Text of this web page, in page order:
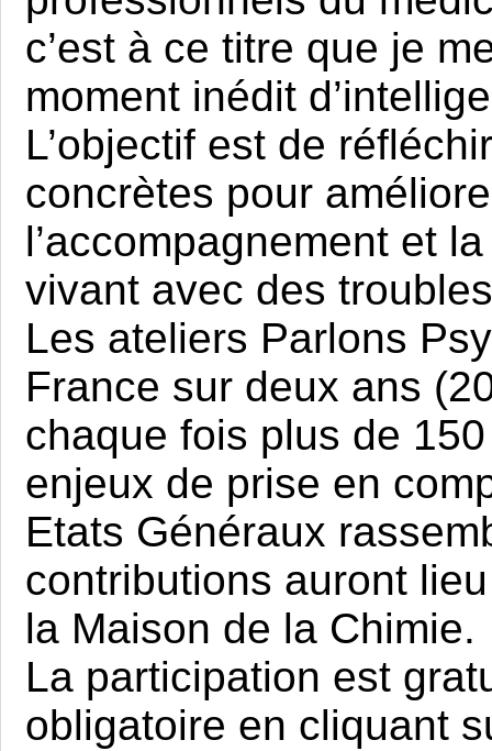
c’est à ce titre que je
moment inédit
L’objectif est de
concrètes pour
l’accompagnement et
vivant avec des
Les ateliers Parlons
France sur deux ans
chaque fois plus de
enjeux de prise en
Etats Généraux
contributions auront
la Maison de la Chimie.
La participation est
obligatoire en cliquant